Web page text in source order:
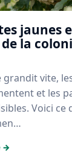
jaunes
la
grandit vite,
et les
Voici ce
→